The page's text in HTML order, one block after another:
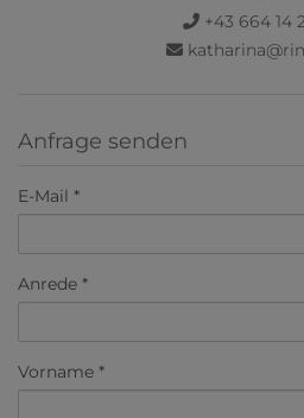
+43 664 14
Anfrage senden
E-Mail
Anrede
Vorname